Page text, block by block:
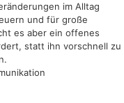
im Alltag
und für große
es aber ein offenes
statt ihn vorschnell zu